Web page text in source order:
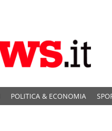
POLITICA & ECONOMIA